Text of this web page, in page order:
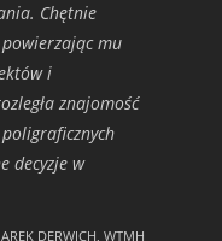
Chętnie
mu
i
znajomość
decyzje w
DERWICH, WTMH